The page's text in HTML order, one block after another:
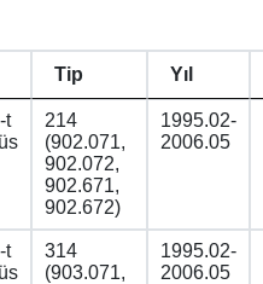
Tip Yıl
t
214
(902.071,
902.072,
902.671,
902.672)
1995.02-
2006.05
t
314
(903.071,
1995.02-
2006.05